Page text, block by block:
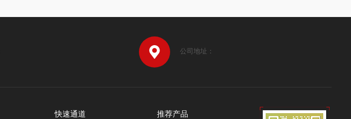
公司地址：
快速通道 推荐产品